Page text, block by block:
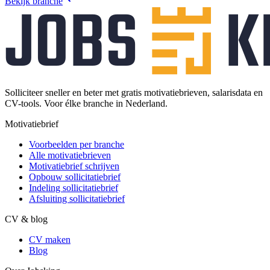
Solliciteer sneller en beter met gratis motivatiebrieven, salarisdata en
CV-tools. Voor élke branche in Nederland.
Motivatiebrief
Voorbeelden per branche
Alle motivatiebrieven
Motivatiebrief schrijven
Opbouw sollicitatiebrief
Indeling sollicitatiebrief
Afsluiting sollicitatiebrief
CV & blog
CV maken
Blog